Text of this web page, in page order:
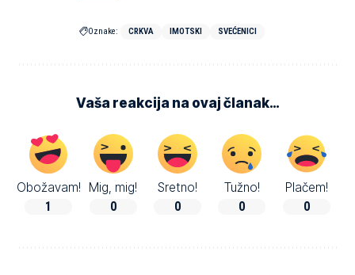
Oznake: CRKVA IMOTSKI SVEĆENICI
Vaša reakcija na ovaj članak…
Obožavam!
1
Mig, mig!
0
Sretno!
0
Tužno!
0
Plačem!
0